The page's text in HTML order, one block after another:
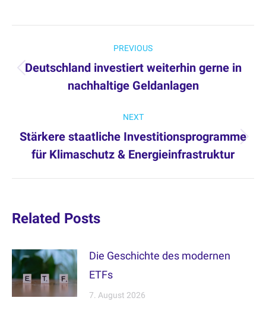
navigation
PREVIOUS
Previous
Deutschland investiert weiterhin gerne in
nachhaltige Geldanlagen
NEXT
Next
post:
Stärkere staatliche Investitionsprogramme
für Klimaschutz & Energieinfrastruktur
Related Posts
Die Geschichte des modernen
ETFs
7. August 2026